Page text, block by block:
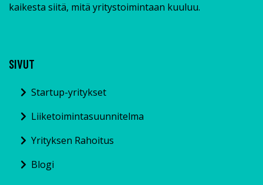
kaikesta siitä, mitä yritystoimintaan kuuluu.
SIVUT
Startup-yritykset
Liiketoimintasuunnitelma
Yrityksen Rahoitus
Blogi